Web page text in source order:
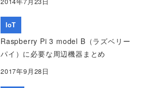
IoT
Raspberry Pi 3 model B（ラズベリー
パイ）に必要な周辺機器まとめ
2017年9月28日